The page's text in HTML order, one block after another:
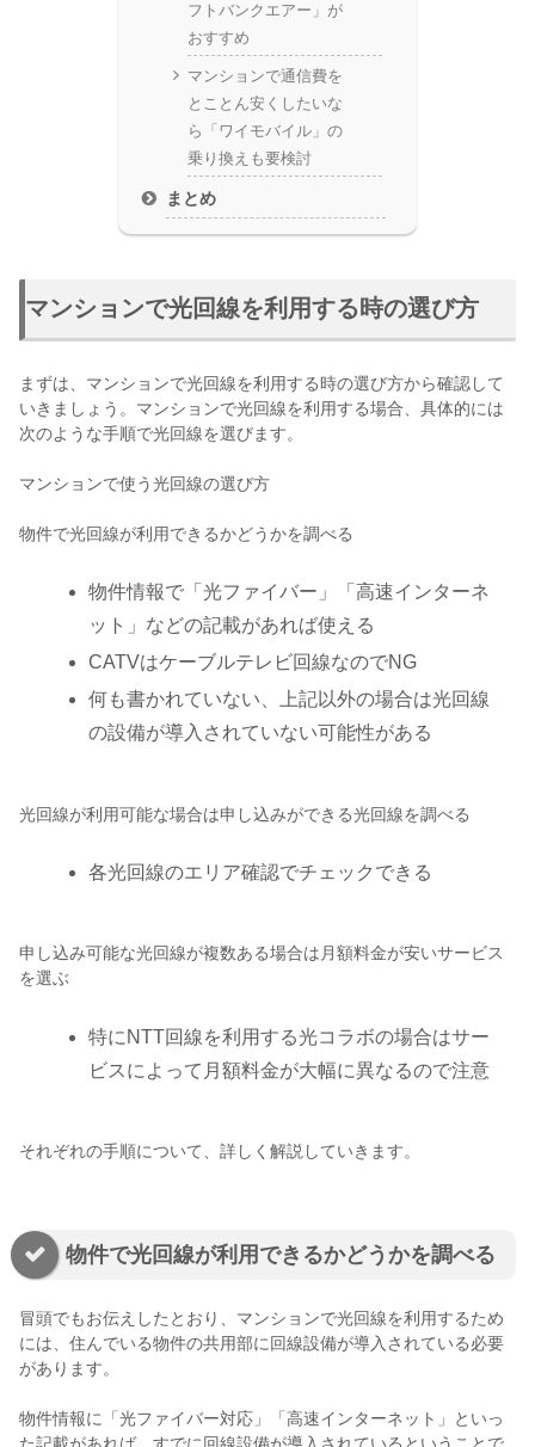
フトバンクエアー」が
おすすめ
マンションで通信費を
とことん安くしたいな
ら「ワイモバイル」の
乗り換えも要検討
まとめ
マンションで光回線を利用する時の選び方
まずは、マンションで光回線を利用する時の選び方から確認して
いきましょう。マンションで光回線を利用する場合、具体的には
次のような手順で光回線を選びます。
マンションで使う光回線の選び方
物件で光回線が利用できるかどうかを調べる
物件情報で「光ファイバー」「高速インターネ
ット」などの記載があれば使える
CATVはケーブルテレビ回線なのでNG
何も書かれていない、上記以外の場合は光回線
の設備が導入されていない可能性がある
光回線が利用可能な場合は申し込みができる光回線を調べる
各光回線のエリア確認でチェックできる
申し込み可能な光回線が複数ある場合は月額料金が安いサービス
を選ぶ
特にNTT回線を利用する光コラボの場合はサー
ビスによって月額料金が大幅に異なるので注意
それぞれの手順について、詳しく解説していきます。
物件で光回線が利用できるかどうかを調べる
冒頭でもお伝えしたとおり、マンションで光回線を利用するため
には、住んでいる物件の共用部に回線設備が導入されている必要
があります。
物件情報に「光ファイバー対応」「高速インターネット」といっ